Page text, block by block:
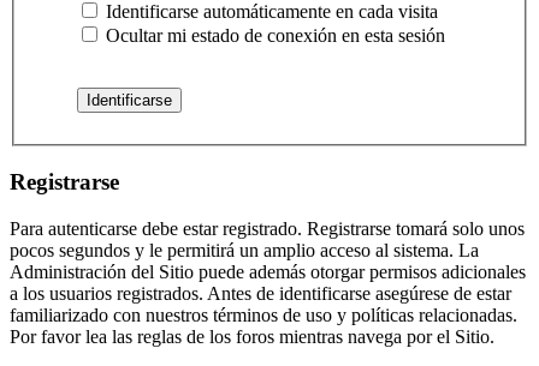
Identificarse automáticamente en cada visita
Ocultar mi estado de conexión en esta sesión
Registrarse
Para autenticarse debe estar registrado. Registrarse tomará solo unos
pocos segundos y le permitirá un amplio acceso al sistema. La
Administración del Sitio puede además otorgar permisos adicionales
a los usuarios registrados. Antes de identificarse asegúrese de estar
familiarizado con nuestros términos de uso y políticas relacionadas.
Por favor lea las reglas de los foros mientras navega por el Sitio.